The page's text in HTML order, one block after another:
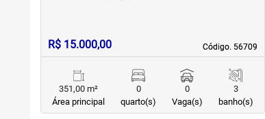
Código. 56709
Código. 56709
R$ 15.000,00
351,00 m²
Área principal
0
quarto(s)
0
Vaga(s)
3
banho(s)